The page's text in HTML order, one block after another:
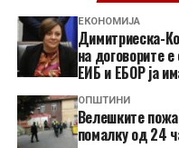
ЕКОНОМИЈА
Димитриеска-
на договорите
ЕИБ и ЕБОР ја
ОПШТИНИ
Велешките
помалку од 24